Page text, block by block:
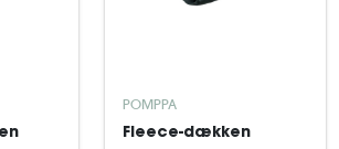
POMPPA
Fleece-dækken